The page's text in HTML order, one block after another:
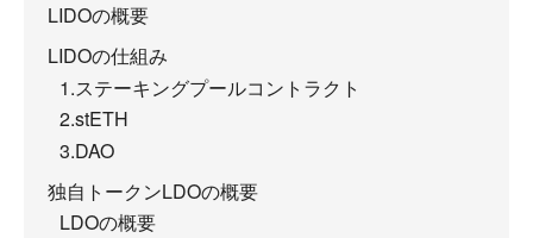
LIDOの概要
LIDOの仕組み
1.ステーキングプールコントラクト
2.stETH
3.DAO
独自トークンLDOの概要
LDOの概要